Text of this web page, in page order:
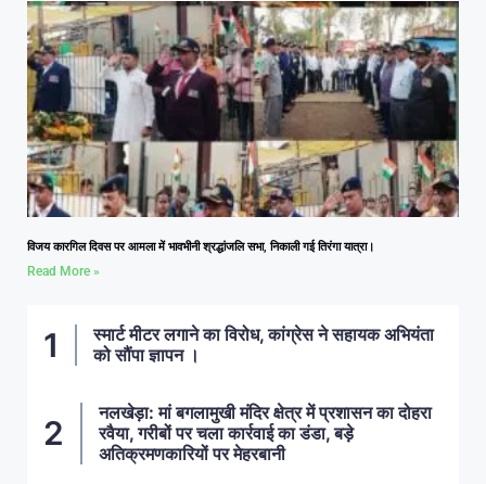
विजय कारगिल दिवस पर आमला में भावभीनी श्रद्धांजलि सभा, निकाली गई तिरंगा यात्रा।
Read More »
स्मार्ट मीटर लगाने का विरोध, कांग्रेस ने सहायक अभियंता
को सौंपा ज्ञापन ।
नलखेड़ा: मां बगलामुखी मंदिर क्षेत्र में प्रशासन का दोहरा
रवैया, गरीबों पर चला कार्रवाई का डंडा, बड़े
अतिक्रमणकारियों पर मेहरबानी